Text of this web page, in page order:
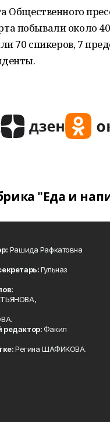
побывали около
70 спикеров, 7
"Еда и
Рашида Рафкатовна
Гульназ
Факил
Регина ШАФИКОВА.